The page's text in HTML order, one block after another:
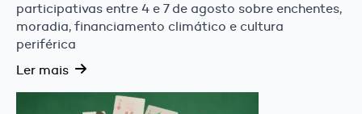
participativas entre 4 e 7 de agosto sobre enchentes,
moradia, financiamento climático e cultura
periférica
Ler mais